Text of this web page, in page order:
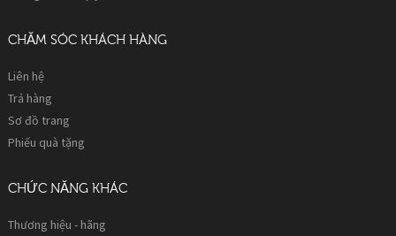
CHĂM SÓC KHÁCH HÀNG
Liên hệ
Trả hàng
Sơ đồ trang
Phiếu quà tặng
CHỨC NĂNG KHÁC
Thương hiệu - hãng